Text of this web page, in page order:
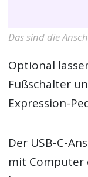
Das sind die
Optional
Fußschalter
Expression-
Der USB-C-
mit Computer